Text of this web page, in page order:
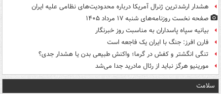
هشدار ارشدترین ژنرال آمریکا درباره محدودیت‌های نظامی علیه ایران
صفحه نخست روزنامه‌های شنبه ۱۷ مرداد ۱۴۰۵
بیانیه سپاه پاسداران به مناسبت روز خبرنگار
فارن افرز: جنگ با ایران یک فاجعه است
تنگی انگشتر و کفش در گرما؛ واکنش طبیعی بدن یا هشدار جدی؟
مورینیو هرگز نباید از رئال مادرید جدا می‌شد
سلامت